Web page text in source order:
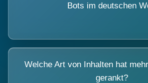
Bots im deutschen
Welche Art von Inhalten hat
gerankt?